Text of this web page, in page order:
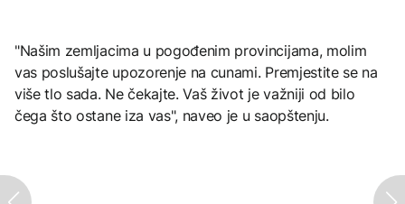
"Našim zemljacima u pogođenim provincijama, molim
vas poslušajte upozorenje na cunami. Premjestite se na
više tlo sada. Ne čekajte. Vaš život je važniji od bilo
čega što ostane iza vas", naveo je u saopštenju.